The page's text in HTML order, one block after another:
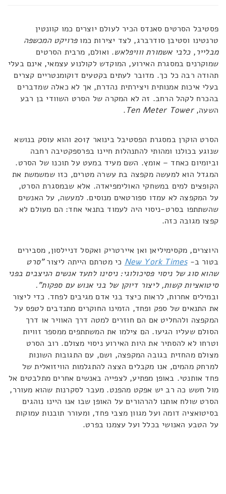
פסטיבל הסרטים סאנדס הכיר לעולם יוצרים כמו קוונטין
טרנטינו וסטיבן סודרברג, לצד יצירות כמופרויקט המכשפה
מבלייר,כלבי אשמורת ווויפלאש. ואולם, מרבית הסרטים
שמוקרנים במסגרת האירוע, המוקדש לקולנוע עצמאי, אינם בעלי
תהודה רבה כל כך. מדובר לעתים בקטעים דוקומנטריים קצרים
בעלי איכות אמנותית ויצירתית נהדרת, אך לא כאלה שמדברים
בהכרח לקהל הרחב. זה לא המקרה של הסרט השוודי בן רבע
השעה,Ten Meter Tower
.
הסרט הוקרן במסגרת הפסטיבל בינואר 2017 והוא עוסק בנושא
שנוגע בכולנו ומהותי להתנהלות חיינו בפרספקטיבה רחבה
וביומיום כאחד – אומץ. השם מעיד במעט על תוכנו של הסרט.
המגדל הוא למעשה מקפצה בת עשרה מטרים, כזו שמשמשת את
הקופצים למים במשחקי האולימפיאדה. אלא שבמסגרת הסרט,
על המקפצה לא עמדו ספורטאים מנוסים. למעשה, על האנשים
שהשתתפו בסרט-ניסוי היה לעמוד בתנאי אחד: הם מעולם לא
קפצו מגובה כזה.
היוצרים, מקסימיליאן ואן איירטריק ואקסל דניילסון, מסבירים
בטור ב-New York Times כי מטרתם הייתה ליצור"סרט
שהוא סוג של ניסוי פסיכולוגי: ניסינו לתעד אנשים הניצבים בפני
סיטואציות קשות, ליצור דיוקן של בני אנוש עם ספקות".
ובמילים אחרות, לראות כיצד בני אדם מגיבים לפחד. כדי ליצור
את התנאים של ספק ופחד, הזמינו החוקרים מתנדבים לטפס על
המקפצה ולהחליט אם הם חוזרים למטה דרך האוויר או דרך
הסולם שעליו הגיעו. הם צילמו את המשתתפים ממספר זוויות
וטרחו לא להסתיר את היות האירוע ניסוי מצולם. רוב הסרט
מצולם מהחזית בגובה המקפצה, ושם, עם התגובות השונות
למרחק מהמים, אנו מקבלים הצצה להתגלמות הוויזואלית של
פחד אותנטי. באופן מפתיע, לצפייה באנשים אחרים מתלבטים אל
מול חשש כה רב יש אפקט מהפנט. מעבר לסקרנות שהוא מעורר,
הסרט שולח אותנו להרהורים על האופן שבו אנו היינו נוהגים
בסיטואציה דומה ועל מגוון מצבי פחד, ומעורר תובנות עמוקות
על הטבע האנושי בכלל ועל עצמנו בפרט.